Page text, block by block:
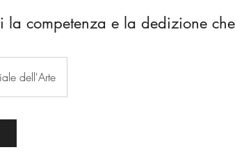
la competenza e la dedizione
dell'Arte